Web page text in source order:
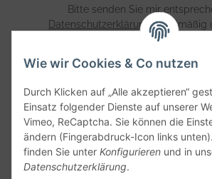
Bitte senden Sie mir
Datenschutzerklärungregelmäßig
widerruflich Informationen zu Ihrem
Informationen
Wie wir Cookies & Co nutzen
Durch Klicken auf „Alle akzeptieren“
Einsatz folgender Dienste auf unserer
Vimeo, ReCaptcha. Sie können die
ändern (Fingerabdruck-Icon links
finden Sie unter Konfigurieren und in
Datenschutzerklärung.